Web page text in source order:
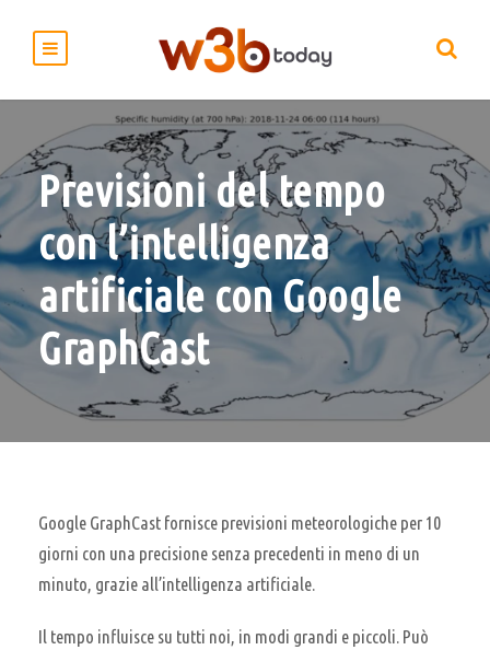
Previsioni del tempo
con l’intelligenza
artificiale con Google
GraphCast
Google GraphCast fornisce previsioni meteorologiche per 10
giorni con una precisione senza precedenti in meno di un
minuto, grazie all’intelligenza artificiale.
Il tempo influisce su tutti noi, in modi grandi e piccoli. Può